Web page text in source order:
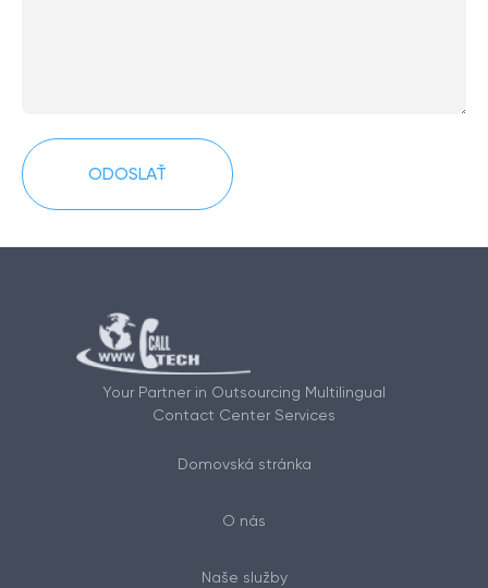
Your Partner in Outsourcing Multilingual
Contact Center Services
Domovská stránka
O nás
Naše služby